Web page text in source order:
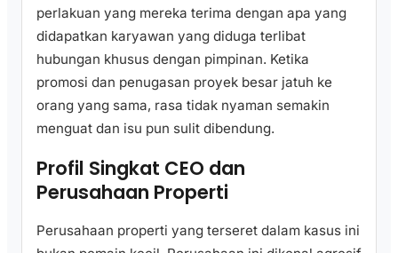
perlakuan yang mereka terima dengan apa yang
didapatkan karyawan yang diduga terlibat
hubungan khusus dengan pimpinan. Ketika
promosi dan penugasan proyek besar jatuh ke
orang yang sama, rasa tidak nyaman semakin
menguat dan isu pun sulit dibendung.
Profil Singkat CEO dan
Perusahaan Properti
Perusahaan properti yang terseret dalam kasus ini